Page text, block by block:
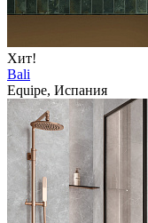
Хит!
Bali
Equipe, Испания